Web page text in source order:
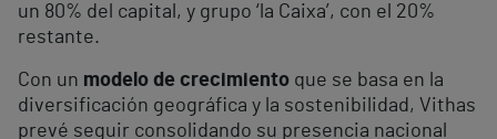
un 80% del capital, y grupo ‘la Caixa’, con el 20%
restante.
Con un modelo de crecimiento que se basa en la
diversificación geográfica y la sostenibilidad, Vithas
prevé seguir consolidando su presencia nacional